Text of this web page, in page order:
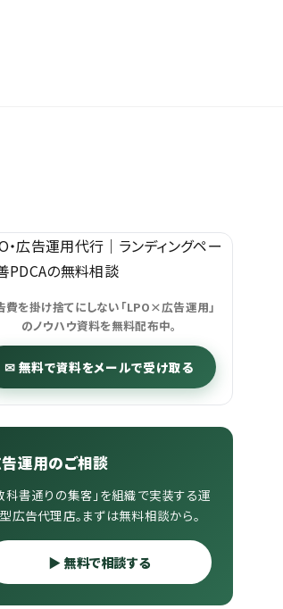
費を掛け捨てにしない「LPO×広告運用」
のノウハウ資料を無料配布中。
✉ 無料で資料をメールで受け取る
運用のご相談
科書通りの集客」を組織で実装する運
広告代理店。まずは無料相談から。
▶ 無料で相談する